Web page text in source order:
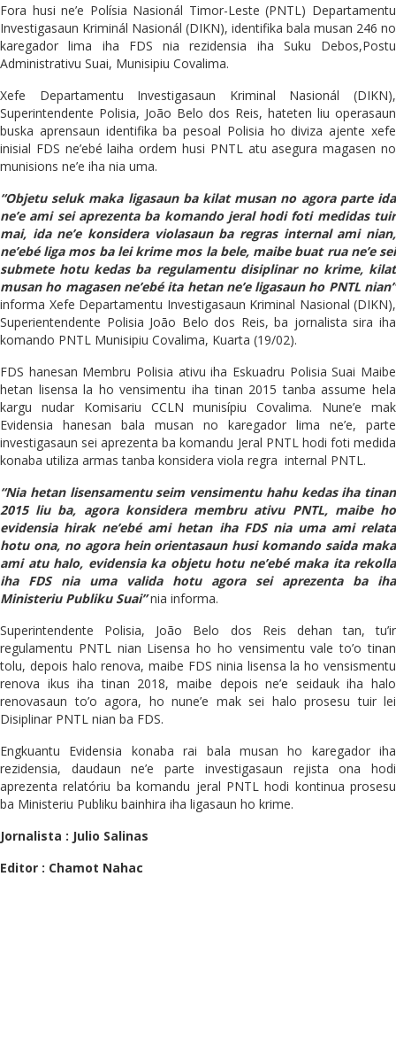
Fora husi ne’e Polísia Nasionál Timor-Leste (PNTL) Departamentu
Investigasaun Kriminál Nasionál (DIKN), identifika bala musan 246 no
karegador lima iha FDS nia rezidensia iha Suku Debos,Postu
Administrativu Suai, Munisipiu Covalima.
Xefe Departamentu Investigasaun Kriminal Nasionál (DIKN),
Superintendente Polisia, João Belo dos Reis, hateten liu operasaun
buska aprensaun identifika ba pesoal Polisia ho diviza ajente xefe
inisial FDS ne’ebé laiha ordem husi PNTL atu asegura magasen no
munisions ne’e iha nia uma.
“Objetu seluk maka ligasaun ba kilat musan no agora parte ida
ne’e ami sei aprezenta ba komando jeral hodi foti medidas tuir
mai, ida ne’e konsidera violasaun ba regras internal ami nian,
ne’ebé liga mos ba lei krime mos la bele, maibe buat rua ne’e sei
submete hotu kedas ba regulamentu disiplinar no krime, kilat
musan ho magasen ne’ebé ita hetan ne’e ligasaun ho PNTL nian”
informa Xefe Departamentu Investigasaun Kriminal Nasional (DIKN),
Superientendente Polisia Joāo Belo dos Reis, ba jornalista sira iha
komando PNTL Munisipiu Covalima, Kuarta (19/02).
FDS hanesan Membru Polisia ativu iha Eskuadru Polisia Suai Maibe
hetan lisensa la ho vensimentu iha tinan 2015 tanba assume hela
kargu nudar Komisariu CCLN munisípiu Covalima. Nune’e mak
Evidensia hanesan bala musan no karegador lima ne’e, parte
investigasaun sei aprezenta ba komandu Jeral PNTL hodi foti medida
konaba utiliza armas tanba konsidera viola regra internal PNTL.
“Nia hetan lisensamentu seim vensimentu hahu kedas iha tinan
2015 liu ba, agora konsidera membru ativu PNTL, maibe ho
evidensia hirak ne’ebé ami hetan iha FDS nia uma ami relata
hotu ona, no agora hein orientasaun husi komando saida maka
ami atu halo, evidensia ka objetu hotu ne’ebé maka ita rekolla
iha FDS nia uma valida hotu agora sei aprezenta ba iha
Ministeriu Publiku Suai”nia informa.
Superintendente Polisia, João Belo dos Reis dehan tan, tu’ir
regulamentu PNTL nian Lisensa ho ho vensimentu vale to’o tinan
tolu, depois halo renova, maibe FDS ninia lisensa la ho vensismentu
renova ikus iha tinan 2018, maibe depois ne’e seidauk iha halo
renovasaun to’o agora, ho nune’e mak sei halo prosesu tuir lei
Disiplinar PNTL nian ba FDS.
Engkuantu Evidensia konaba rai bala musan ho karegador iha
rezidensia, daudaun ne’e parte investigasaun rejista ona hodi
aprezenta relatóriu ba komandu jeral PNTL hodi kontinua prosesu
ba Ministeriu Publiku bainhira iha ligasaun ho krime.
Jornalista : Julio Salinas
Editor : Chamot Nahac